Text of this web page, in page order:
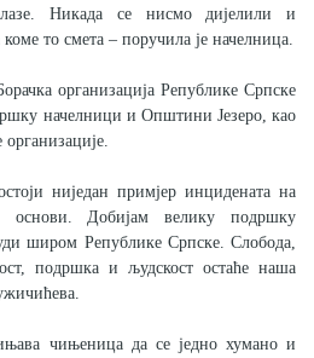
Никада се нисмо дијелили и
то смета – поручила је начелница.
организација Републике Српске
начелници и Општини Језеро, као
ниједан примјер инцидената на
основи. Добијам велику подршку
широм Републике Српске. Слобода,
подршка и људскост остаће наша
чињеница да се једно хумано и